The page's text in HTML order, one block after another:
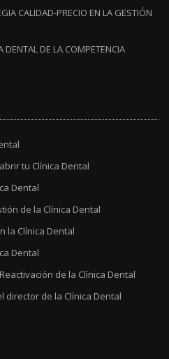
CALIDAD-PRECIO EN LA GESTIÓN
DENTAL DE LA COMPETENCIA
tu Clínica Dental
Dental
de la Clínica Dental
la Clínica Dental
Dental
de la Clínica Dental
director de la Clínica Dental